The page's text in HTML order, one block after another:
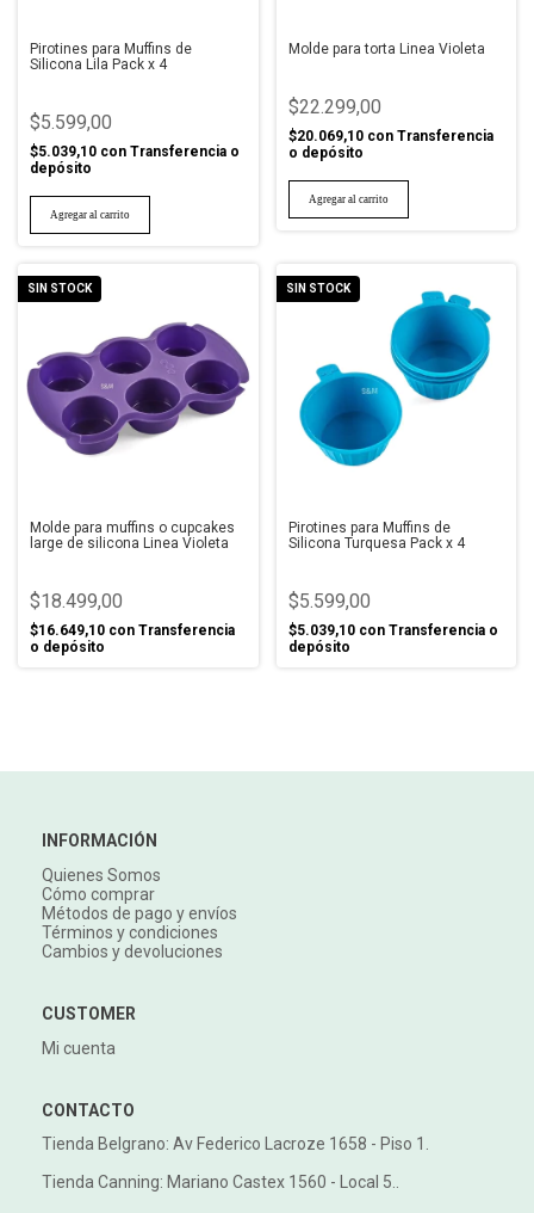
Pirotines para Muffins de
Silicona Lila Pack x 4
$5.599,00
$5.039,10 con Transferencia o
depósito
Molde para torta Linea Violeta
$22.299,00
$20.069,10 con Transferencia
o depósito
SIN STOCK
Molde para muffins o cupcakes
large de silicona Linea Violeta
$18.499,00
$16.649,10 con Transferencia
o depósito
SIN STOCK
Pirotines para Muffins de
Silicona Turquesa Pack x 4
$5.599,00
$5.039,10 con Transferencia o
depósito
INFORMACIÓN
Quienes Somos
Cómo comprar
Métodos de pago y envíos
Términos y condiciones
Cambios y devoluciones
CUSTOMER
Mi cuenta
CONTACTO
Tienda Belgrano: Av Federico Lacroze 1658 - Piso 1.
Tienda Canning: Mariano Castex 1560 - Local 5..